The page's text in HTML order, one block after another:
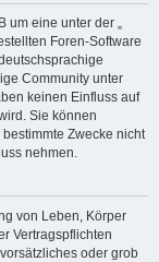
um eine unter der „
Foren-Software
Community unter
keinen Einfluss auf
Sie können
Zwecke nicht
nehmen.
von Leben, Körper
Vertragspflichten
oder grob